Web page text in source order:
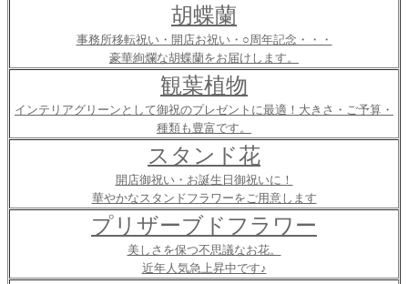
胡蝶蘭
事務所移転祝い・開店お祝い・○周年記念・・・
豪華絢爛な胡蝶蘭をお届けします。
観葉植物
インテリアグリーンとして御祝のプレゼントに最適！大きさ・ご予算・
種類も豊富です。
スタンド花
開店御祝い・お誕生日御祝いに！
華やかなスタンドフラワーをご用意します
プリザーブドフラワー
美しさを保つ不思議なお花。
近年人気急上昇中です♪